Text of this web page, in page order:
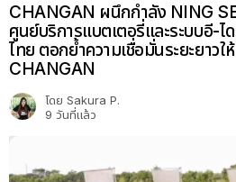
CHANGAN ผนึกกำลัง NING
ศูนย์บริการแบตเตอรี่และระบบอี-ไ
ไทย ตอกย้ำความเชื่อมั่นระยะยาว
CHANGAN
โดย Sakura P.
9 วันที่แล้ว